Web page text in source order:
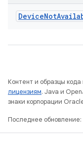
DeviceNot
Контент и образцы
лицензиям. Java и
знаки корпорации
Последнее